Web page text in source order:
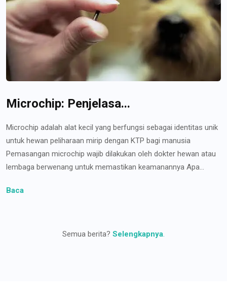
Microchip: Penjelasa...
Microchip adalah alat kecil yang berfungsi sebagai identitas unik
untuk hewan peliharaan mirip dengan KTP bagi manusia
Pemasangan microchip wajib dilakukan oleh dokter hewan atau
lembaga berwenang untuk memastikan keamanannya Apa...
Baca
Semua berita? Selengkapnya